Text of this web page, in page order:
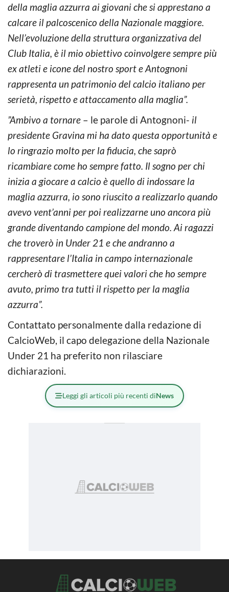
della maglia azzurra ai giovani che si apprestano a
calcare il palcoscenico della Nazionale maggiore.
Nell’evoluzione della struttura organizzativa del
Club Italia, è il mio obiettivo coinvolgere sempre più
ex atleti e icone del nostro sport e Antognoni
rappresenta un patrimonio del calcio italiano per
serietà, rispetto e attaccamento alla maglia”.
”Ambivo a tornare – le parole di Antognoni- il
presidente Gravina mi ha dato questa opportunità e
lo ringrazio molto per la fiducia, che saprò
ricambiare come ho sempre fatto. Il sogno per chi
inizia a giocare a calcio è quello di indossare la
maglia azzurra, io sono riuscito a realizzarlo quando
avevo vent’anni per poi realizzarne uno ancora più
grande diventando campione del mondo. Ai ragazzi
che troverò in Under 21 e che andranno a
rappresentare l’Italia in campo internazionale
cercherò di trasmettere quei valori che ho sempre
avuto, primo tra tutti il rispetto per la maglia
azzurra”.
Contattato personalmente dalla redazione di
CalcioWeb, il capo delegazione della Nazionale
Under 21 ha preferito non rilasciare
dichiarazioni.
Leggi gli articoli più recenti diNews